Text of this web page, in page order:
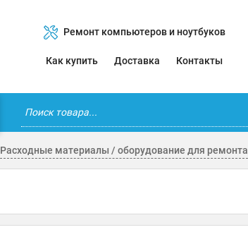
Ремонт компьютеров и ноутбуков
Как купить Доставка Контакты
Расходные материалы / оборудование для ремонта